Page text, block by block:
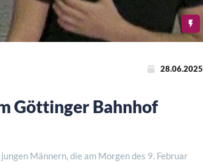
28.06.2025
Göttinger Bahnhof
Männern, die am Morgen des 9. Februar